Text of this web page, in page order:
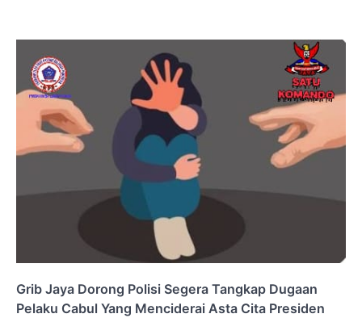
Grib Jaya Dorong Polisi Segera Tangkap Dugaan
Pelaku Cabul Yang Menciderai Asta Cita Presiden